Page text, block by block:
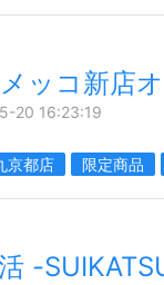
ッコ新店
20 16:23:19
京都店 限定商品
活 -